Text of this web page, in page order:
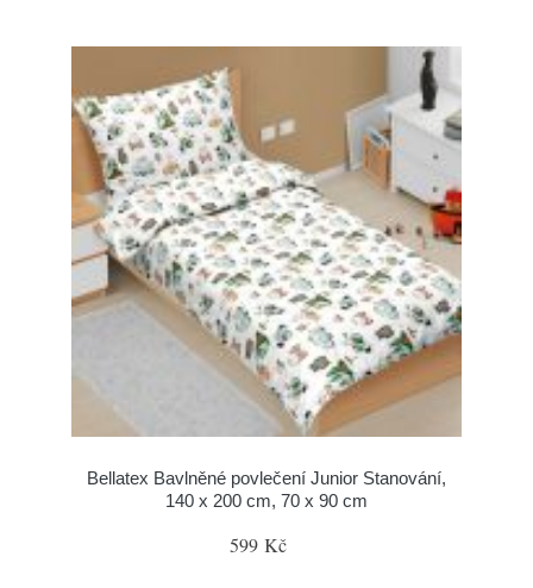
Bellatex Bavlněné povlečení Junior Stanování,
140 x 200 cm, 70 x 90 cm
599 Kč